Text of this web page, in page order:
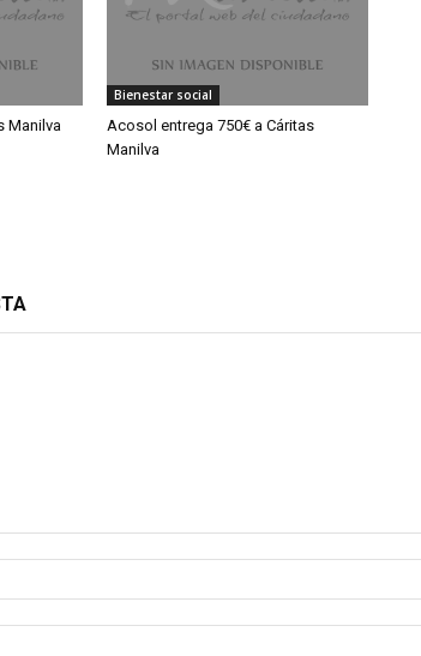
Manilva
Bienestar social
Acosol entrega 750€ a Cáritas
Manilva